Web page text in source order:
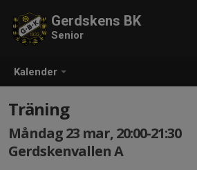
Kalender
Gerdskens BK
Senior
Träning
Måndag 23 mar, 20:00-21:30
Gerdskenvallen A